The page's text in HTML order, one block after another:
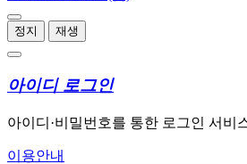
정지 재생
아이디 로그인
아이디·비밀번호를 통한 로그인 서비
이용안내